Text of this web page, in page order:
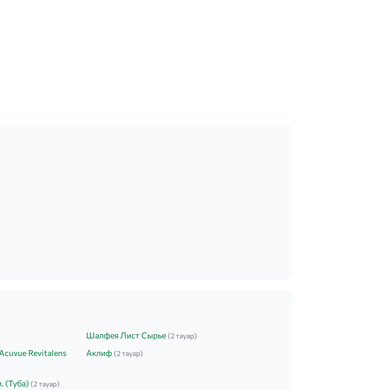
Шалфея Лист Сырье (2 тауар)
Revitalens Аклиф (2 тауар)
(Туба) (2 тауар)